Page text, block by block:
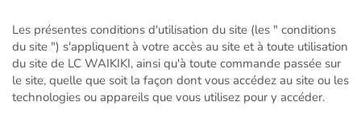
Les présentes conditions d'utilisation du site (les " conditions
du site ") s'appliquent à votre accès au site et à toute utilisation
du site de LC WAIKIKI, ainsi qu'à toute commande passée sur
le site, quelle que soit la façon dont vous accédez au site ou les
technologies ou appareils que vous utilisez pour y accéder.